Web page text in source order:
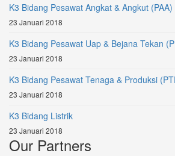
K3 Bidang Pesawat Angkat & Angkut (PAA)
23 Januari 2018
K3 Bidang Pesawat Uap & Bejana Tekan
23 Januari 2018
K3 Bidang Pesawat Tenaga & Produksi
23 Januari 2018
K3 Bidang Listrik
23 Januari 2018
Our Partners